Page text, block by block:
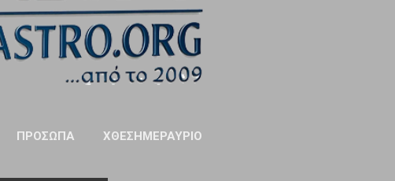
ΠΡΌΣΩΠΑ ΧΘΕΣΗΜΕΡΑΥΡΙΟ